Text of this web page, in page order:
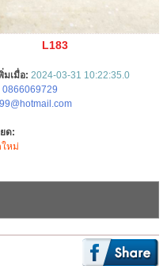
L183
มเมื่อ: 2024-03-31 10:22:35.0
0866069729
ด:
หม่